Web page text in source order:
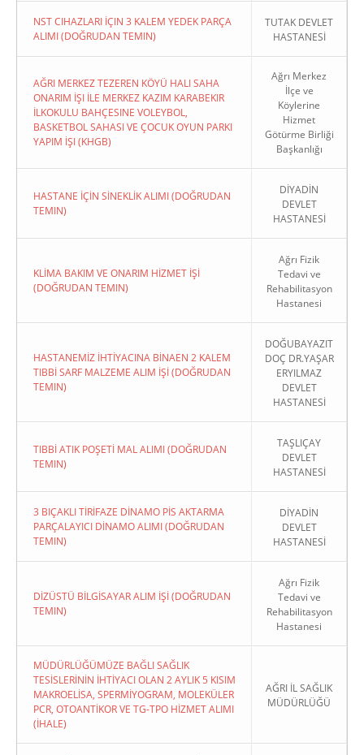
NST CIHAZLARI İÇIN 3 KALEM YEDEK PARÇA
ALIMI (DOĞRUDAN TEMIN)
TUTAK DEVLET
HASTANESİ
AĞRI MERKEZ TEZEREN KÖYÜ HALI SAHA
ONARIM İŞI İLE MERKEZ KAZIM KARABEKIR
İLKOKULU BAHÇESINE VOLEYBOL,
BASKETBOL SAHASI VE ÇOCUK OYUN PARKI
YAPIM İŞI (KHGB)
Ağrı Merkez
İlçe ve
Köylerine
Hizmet
Götürme Birliği
Başkanlığı
HASTANE İÇİN SİNEKLİK ALIMI (DOĞRUDAN
TEMIN)
DİYADİN
DEVLET
HASTANESİ
KLİMA BAKIM VE ONARIM HİZMET İŞİ
(DOĞRUDAN TEMIN)
Ağrı Fizik
Tedavi ve
Rehabilitasyon
Hastanesi
HASTANEMİZ İHTİYACINA BİNAEN 2 KALEM
TIBBİ SARF MALZEME ALIM İŞİ (DOĞRUDAN
TEMIN)
DOĞUBAYAZIT
DOÇ DR.YAŞAR
ERYILMAZ
DEVLET
HASTANESİ
TIBBİ ATIK POŞETİ MAL ALIMI (DOĞRUDAN
TEMIN)
TAŞLIÇAY
DEVLET
HASTANESİ
3 BIÇAKLI TİRİFAZE DİNAMO PİS AKTARMA
PARÇALAYICI DİNAMO ALIMI (DOĞRUDAN
TEMIN)
DİYADİN
DEVLET
HASTANESİ
DİZÜSTÜ BİLGİSAYAR ALIM İŞİ (DOĞRUDAN
TEMIN)
Ağrı Fizik
Tedavi ve
Rehabilitasyon
Hastanesi
MÜDÜRLÜĞÜMÜZE BAĞLI SAĞLIK
TESİSLERİNİN İHTİYACI OLAN 2 AYLIK 5 KISIM
MAKROELİSA, SPERMİYOGRAM, MOLEKÜLER
PCR, OTOANTİKOR VE TG-TPO HİZMET ALIMI
(İHALE)
AĞRI İL SAĞLIK
MÜDÜRLÜĞÜ